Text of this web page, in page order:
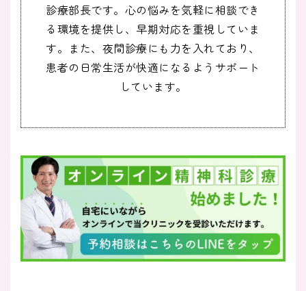
診療部長です。心の悩みを気軽に相談でき
る環境を提供し、早期対応を重視していま
す。また、夜間診療にも力を入れており、
患者の日常生活が快適になるようサポート
しています。